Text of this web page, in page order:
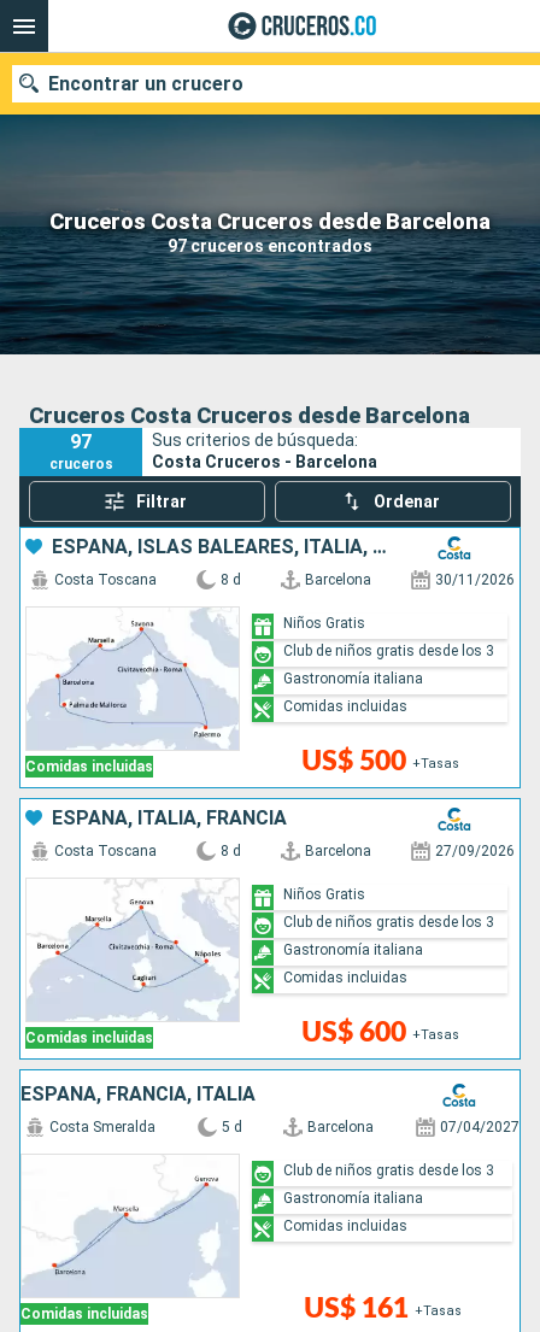
Cruceros Costa Cruceros desde Barcelona
97 cruceros encontrados
Encontrar un crucero
Fecha de salida
Buscar
Cruceros Costa Cruceros desde Barcelona
97
cruceros
Sus criterios de búsqueda:
Costa Cruceros - Barcelona
Filtrar Ordenar
ESPAÑA, ISLAS BALEARES, ITALIA, FRANCIA
Comidas incluidas
Costa Toscana 8 d Barcelona 30/11/2026
US$ 500 +Tasas
Niños Gratis
Club de niños gratis desde los 3
Gastronomía italiana
Comidas incluidas
ESPAÑA, ITALIA, FRANCIA
Comidas incluidas
Costa Toscana 8 d Barcelona 27/09/2026
US$ 600 +Tasas
Niños Gratis
Club de niños gratis desde los 3
Gastronomía italiana
Comidas incluidas
ESPAÑA, FRANCIA, ITALIA
Comidas incluidas
Costa Smeralda 5 d Barcelona 07/04/2027
US$ 161 +Tasas
Club de niños gratis desde los 3
Gastronomía italiana
Comidas incluidas